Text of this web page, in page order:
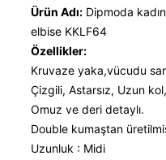
Ürün Adı: Dipmoda
elbise KKLF64
Özellikler:
Kruvaze yaka,vücudu
Çizgili, Astarsız, Uzun
Omuz ve deri detaylı.
Double kumaştan
Uzunluk : Midi